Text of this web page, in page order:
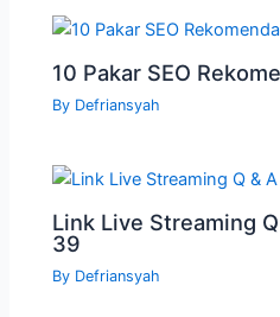
10 Pakar SEO
By Defriansyah
Link Live Streaming
39
By Defriansyah